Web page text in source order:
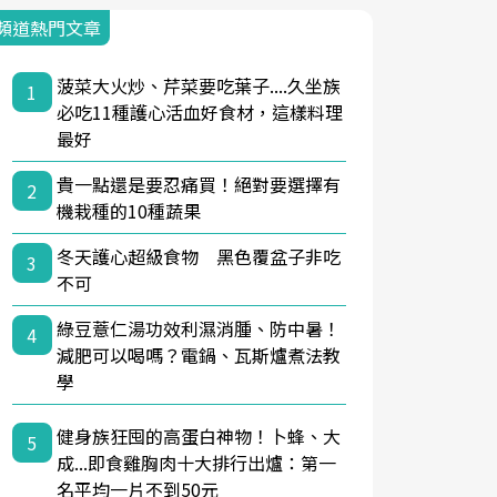
道熱門文章
1
菠菜大火炒、芹菜要吃葉子....久坐族
必吃11種護心活血好食材，這樣料理
最好
2
貴一點還是要忍痛買！絕對要選擇有
機栽種的10種蔬果
3
冬天護心超級食物 黑色覆盆子非吃
不可
4
綠豆薏仁湯功效利濕消腫、防中暑！
減肥可以喝嗎？電鍋、瓦斯爐煮法教
學
5
健身族狂囤的高蛋白神物！卜蜂、大
成...即食雞胸肉十大排行出爐：第一
名平均一片不到50元